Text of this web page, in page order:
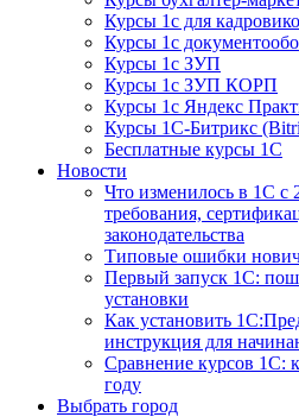
Курсы 1с для
Курсы 1с
Курсы 1с ЗУП
Курсы 1с ЗУП КОРП
Курсы 1с Яндекс
Курсы 1С-Битрикс
Бесплатные курсы 1С
Новости
Что изменилось в 1С с
требования,
законодательства
Типовые ошибки
Первый запуск 1С:
установки
Как установить
инструкция для
Сравнение курсов 1С:
году
Выбрать город